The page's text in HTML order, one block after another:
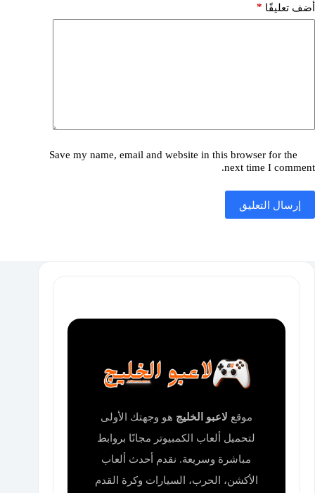
أضف تعليقًا *
Save my name, email and website in this browser for the
next time I comment.
إرسال التعليق
موقع لاعبو الخليج هو وجهتك الأولى
لتحميل ألعاب الكمبيوتر مجانًا بروابط
مباشرة وسريعة. نقدم أحدث ألعاب
الأكشن، الحرب، السيارات وكرة القدم